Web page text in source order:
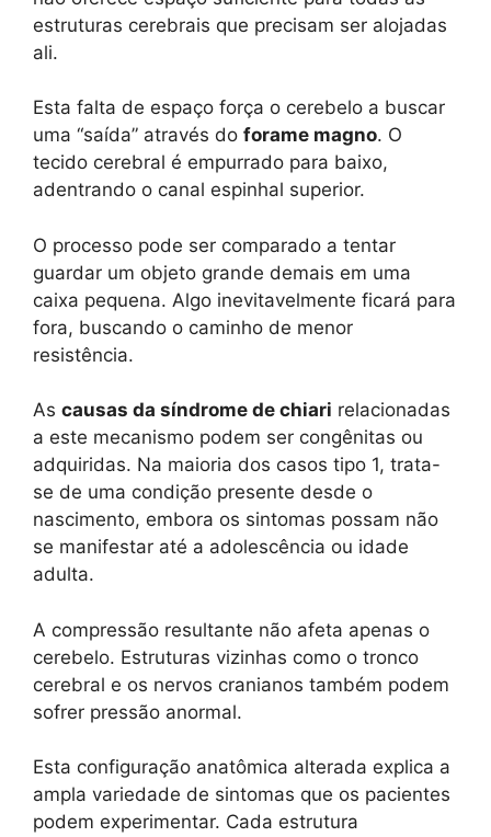
estruturas cerebrais que precisam ser alojadas
ali.
Esta falta de espaço força o cerebelo a buscar
uma “saída” através do forame magno. O
tecido cerebral é empurrado para baixo,
adentrando o canal espinhal superior.
O processo pode ser comparado a tentar
guardar um objeto grande demais em uma
caixa pequena. Algo inevitavelmente ficará para
fora, buscando o caminho de menor
resistência.
As causas da síndrome de chiari relacionadas
a este mecanismo podem ser congênitas ou
adquiridas. Na maioria dos casos tipo 1, trata-
se de uma condição presente desde o
nascimento, embora os sintomas possam não
se manifestar até a adolescência ou idade
adulta.
A compressão resultante não afeta apenas o
cerebelo. Estruturas vizinhas como o tronco
cerebral e os nervos cranianos também podem
sofrer pressão anormal.
Esta configuração anatômica alterada explica a
ampla variedade de sintomas que os pacientes
podem experimentar. Cada estrutura